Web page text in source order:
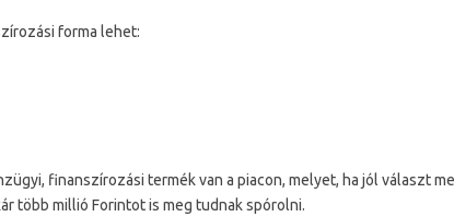
forma lehet:
finanszírozási termék van a piacon, melyet, ha jól választ
több millió Forintot is meg tudnak spórolni.